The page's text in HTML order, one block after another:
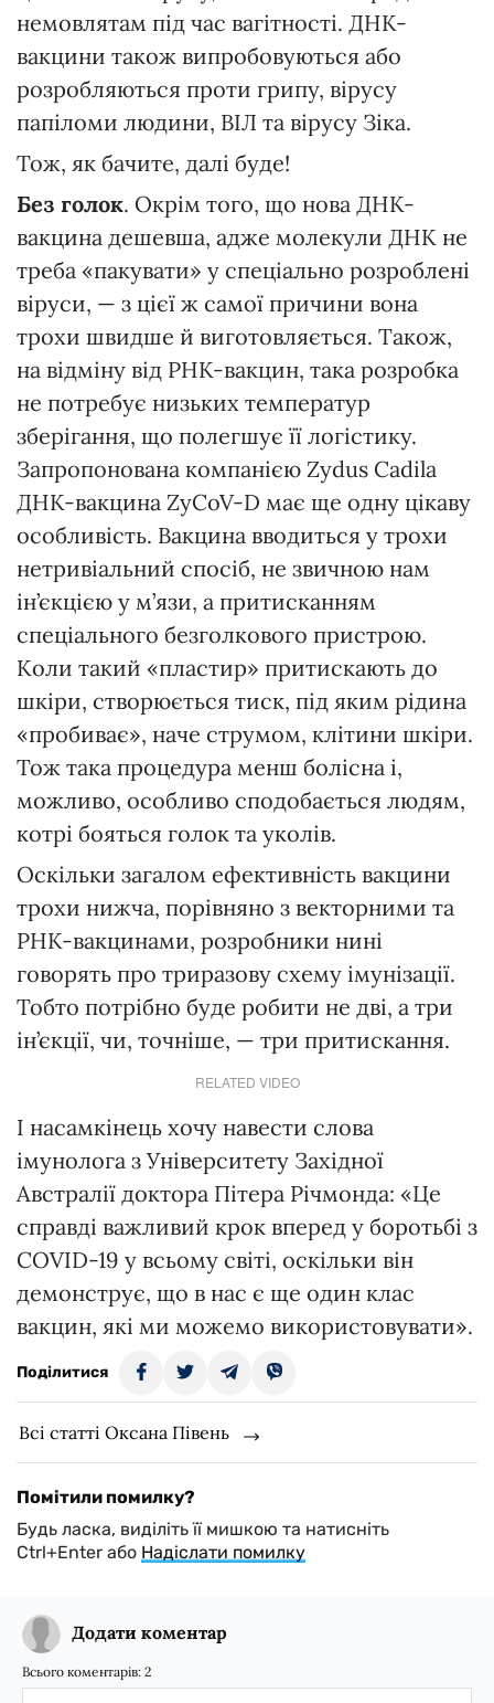
немовлятам під час вагітності. ДНК-
вакцини також випробовуються або
розробляються проти грипу, вірусу
папіломи людини, ВІЛ та вірусу Зіка.
Тож, як бачите, далі буде!
Без голок. Окрім того, що нова ДНК-
вакцина дешевша, адже молекули ДНК не
треба «пакувати» у спеціально розроблені
віруси, — з цієї ж самої причини вона
трохи швидше й виготовляється. Також,
на відміну від РНК-вакцин, така розробка
не потребує низьких температур
зберігання, що полегшує її логістику.
Запропонована компанією Zydus Cadila
ДНК-вакцина ZyCoV-D має ще одну цікаву
особливість. Вакцина вводиться у трохи
нетривіальний спосіб, не звичною нам
ін’єкцією у м’язи, а притисканням
спеціального безголкового пристрою.
Коли такий «пластир» притискають до
шкіри, створюється тиск, під яким рідина
«пробиває», наче струмом, клітини шкіри.
Тож така процедура менш болісна і,
можливо, особливо сподобається людям,
котрі бояться голок та уколів.
Оскільки загалом ефективність вакцини
трохи нижча, порівняно з векторними та
РНК-вакцинами, розробники нині
говорять про триразову схему імунізації.
Тобто потрібно буде робити не дві, а три
ін’єкції, чи, точніше, — три притискання.
RELATED VIDEO
І насамкінець хочу навести слова
імунолога з Університету Західної
Австралії доктора Пітера Річмонда: «Це
справді важливий крок вперед у боротьбі з
COVID-19 у всьому світі, оскільки він
демонструє, що в нас є ще один клас
вакцин, які ми можемо використовувати».
Поділитися
Всі статті Оксана Півень
Помітили помилку?
Будь ласка, виділіть її мишкою та натисніть
Ctrl+Enter або Надіслати помилку
Додати коментар
Всього коментарів: 2